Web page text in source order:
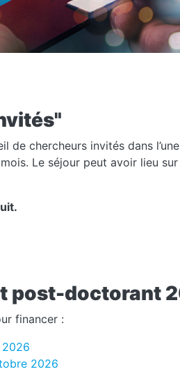
chercheurs invités dans
Le séjour peut avoir lieu sur
post-doctorant
financer :
2026